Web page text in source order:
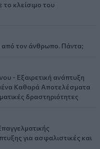
κλείσιμο του
από τον άνθρωπο. Πάντα;
- Εξαιρετική ανάπτυξη
Καθαρά Αποτελέσματα
δραστηριότητες
για ασφαλιστικές και